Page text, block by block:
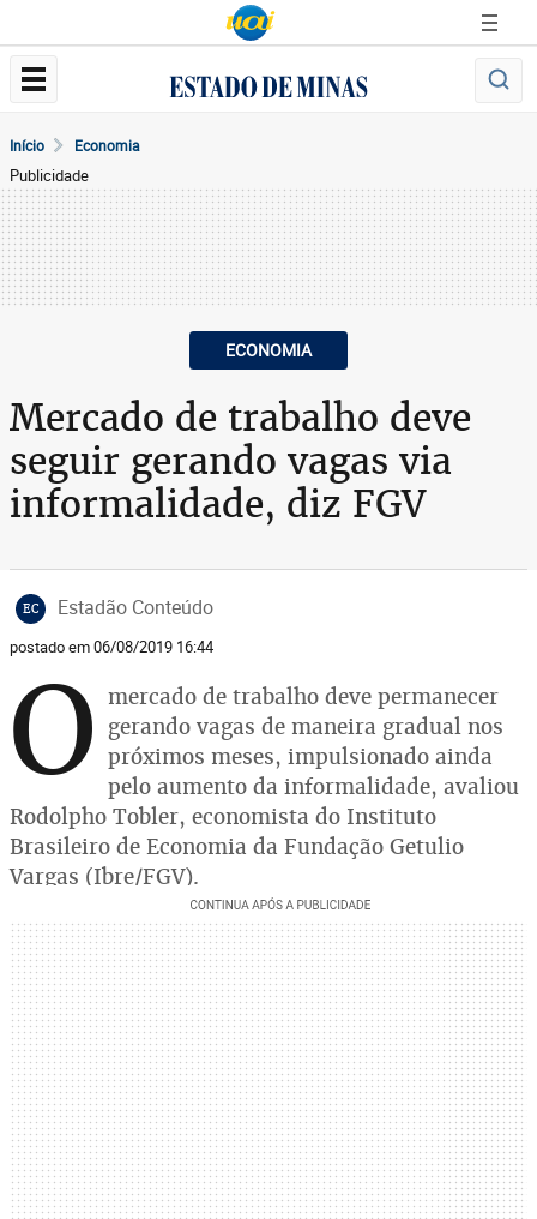
Início Economia
Publicidade
ECONOMIA
Mercado de trabalho deve
seguir gerando vagas via
informalidade, diz FGV
EC Estadão Conteúdo
postado em 06/08/2019 16:44
O mercado de trabalho deve permanecer
gerando vagas de maneira gradual nos
próximos meses, impulsionado ainda
pelo aumento da informalidade, avaliou
Rodolpho Tobler, economista do Instituto
Brasileiro de Economia da Fundação Getulio
Vargas (Ibre/FGV).